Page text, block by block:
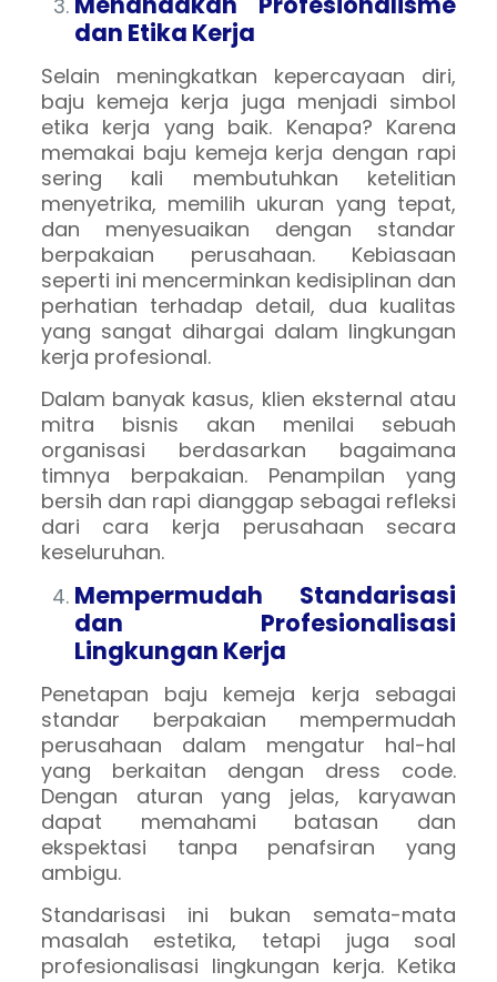
dan Etika Kerja
Selain meningkatkan kepercayaan diri,
baju kemeja kerja juga menjadi simbol
etika kerja yang baik. Kenapa? Karena
memakai baju kemeja kerja dengan rapi
sering kali membutuhkan ketelitian
menyetrika, memilih ukuran yang tepat,
dan menyesuaikan dengan standar
berpakaian perusahaan. Kebiasaan
seperti ini mencerminkan kedisiplinan dan
perhatian terhadap detail, dua kualitas
yang sangat dihargai dalam lingkungan
kerja profesional.
Dalam banyak kasus, klien eksternal atau
mitra bisnis akan menilai sebuah
organisasi berdasarkan bagaimana
timnya berpakaian. Penampilan yang
bersih dan rapi dianggap sebagai refleksi
dari cara kerja perusahaan secara
keseluruhan.
Mempermudah Standarisasi
dan Profesionalisasi
Lingkungan Kerja
Penetapan baju kemeja kerja sebagai
standar berpakaian mempermudah
perusahaan dalam mengatur hal-hal
yang berkaitan dengan dress code.
Dengan aturan yang jelas, karyawan
dapat memahami batasan dan
ekspektasi tanpa penafsiran yang
ambigu.
Standarisasi ini bukan semata-mata
masalah estetika, tetapi juga soal
profesionalisasi lingkungan kerja. Ketika